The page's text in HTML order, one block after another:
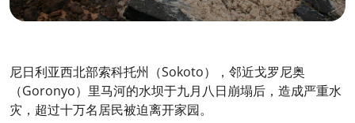
尼日利亚西北部索科托州（Sokoto），邻近戈罗尼奥
（Goronyo）里马河的水坝于九月八日崩塌后，造成严重水
灾，超过十万名居民被迫离开家园。